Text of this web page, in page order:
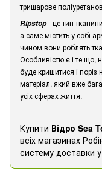
тришарове
Ripstop- це тип
а саме містить у собі
чином вони роблять
Особливістю є і те що,
буде кришитися і поріз
матеріал, який вже
усіх сферах життя.
Купити Відро Sea
всіх магазинах
систему доставки